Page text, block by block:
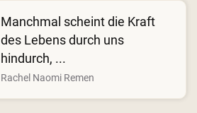
Manchmal scheint die Kraft
des Lebens durch uns
hindurch, ...
Rachel Naomi Remen